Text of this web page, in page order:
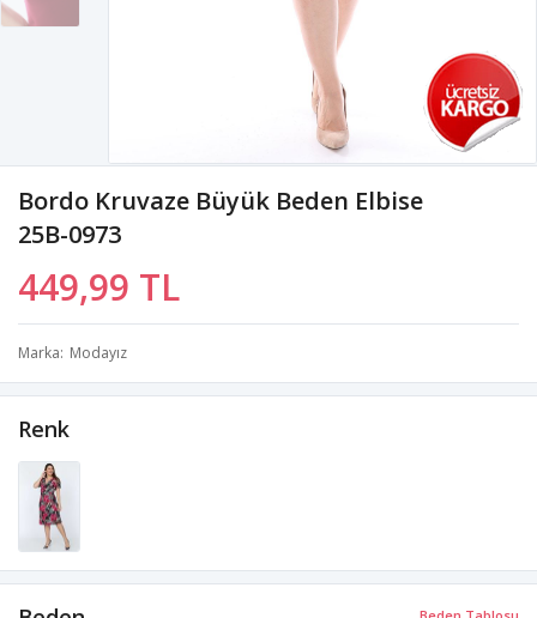
Bordo Kruvaze Büyük Beden Elbise
25B-0973
449,99 TL
Marka Modayız
Renk